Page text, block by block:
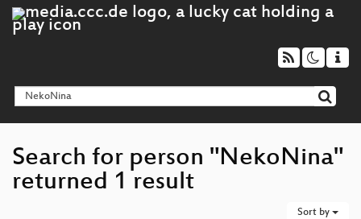
Search for person "NekoNina"
returned 1 result
Sort by